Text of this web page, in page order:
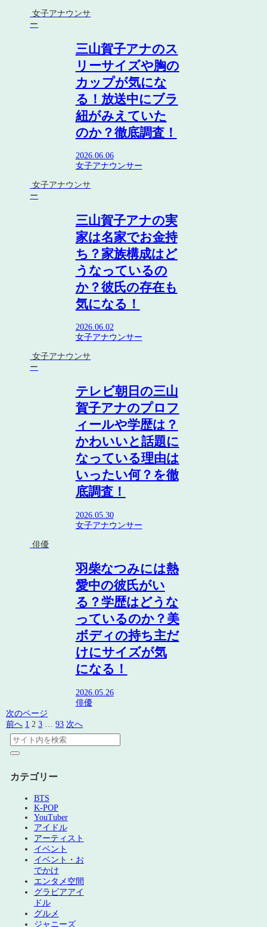
女子アナウンサ
ー
三山賀子アナのス
リーサイズや胸の
カップが気にな
る！放送中にブラ
紐がみえていた
のか？徹底調査！
2026.06.06
女子アナウンサー
女子アナウンサ
ー
三山賀子アナの実
家は名家でお金持
ち？家族構成はど
うなっているの
か？彼氏の存在も
気になる！
2026.06.02
女子アナウンサー
女子アナウンサ
ー
テレビ朝日の三山
賀子アナのプロフ
ィールや学歴は？
かわいいと話題に
なっている理由は
いったい何？を徹
底調査！
2026.05.30
女子アナウンサー
俳優
羽柴なつみには熱
愛中の彼氏がい
る？学歴はどうな
っているのか？美
ボディの持ち主だ
けにサイズが気
になる！
2026.05.26
俳優
次のページ
前へ 1 2 3 93 次へ
カテゴリー
BTS
K-POP
YouTuber
アイドル
アーティスト
イベント
イベント・お
でかけ
エンタメ空間
グラビアアイ
ドル
グルメ
ジャニーズ